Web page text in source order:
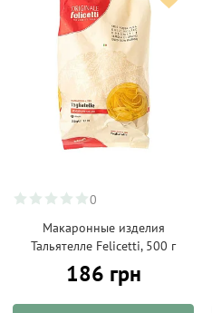
0
Макаронные изделия
Тальятелле Felicetti, 500 г
186 грн